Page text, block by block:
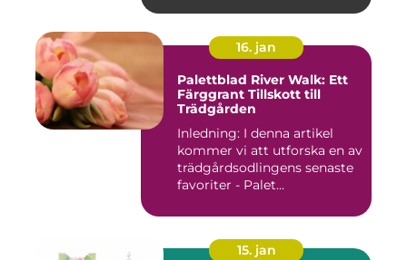
16. jan
Palettblad River Walk: Ett
Färggrant Tillskott till
Trädgården
Inledning: I denna artikel
kommer vi att utforska en av
trädgårdsodlingens senaste
favoriter - Palet...
15. jan